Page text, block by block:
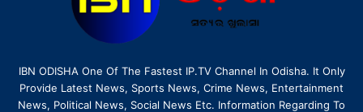
IBN ODISHA One Of The Fastest IP.TV Channel In Odisha. It Only
Provide Latest News, Sports News, Crime News, Entertainment
News, Political News, Social News Etc. Information Regarding To